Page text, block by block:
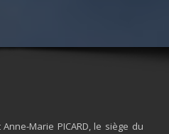
Marie PICARD, le siège du